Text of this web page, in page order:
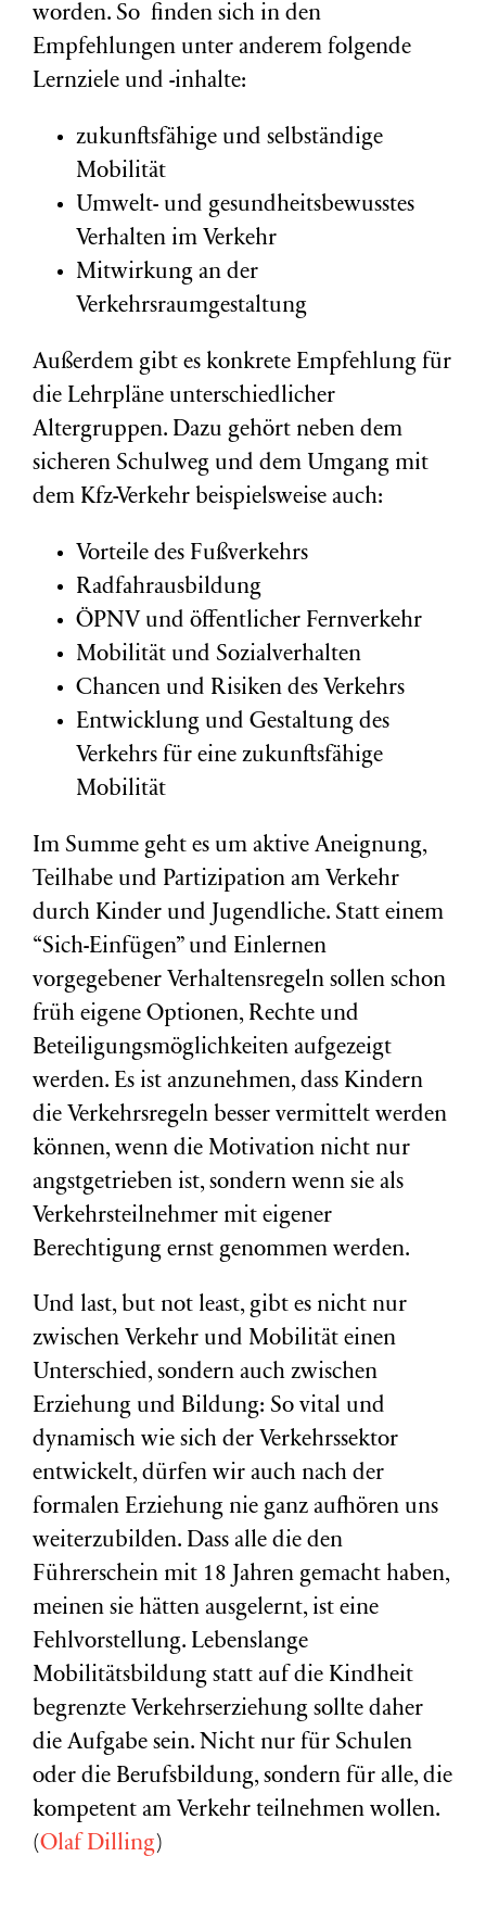
worden. So finden sich in den
Empfehlungen unter anderem folgende
Lernziele und -inhalte:
zukunftsfähige und selbständige
Mobilität
Umwelt- und gesundheitsbewusstes
Verhalten im Verkehr
Mitwirkung an der
Verkehrsraumgestaltung
Außerdem gibt es konkrete Empfehlung für
die Lehrpläne unterschiedlicher
Altergruppen. Dazu gehört neben dem
sicheren Schulweg und dem Umgang mit
dem Kfz-Verkehr beispielsweise auch:
Vorteile des Fußverkehrs
Radfahrausbildung
ÖPNV und öffentlicher Fernverkehr
Mobilität und Sozialverhalten
Chancen und Risiken des Verkehrs
Entwicklung und Gestaltung des
Verkehrs für eine zukunftsfähige
Mobilität
Im Summe geht es um aktive Aneignung,
Teilhabe und Partizipation am Verkehr
durch Kinder und Jugendliche. Statt einem
“Sich-Einfügen” und Einlernen
vorgegebener Verhaltensregeln sollen schon
früh eigene Optionen, Rechte und
Beteiligungsmöglichkeiten aufgezeigt
werden. Es ist anzunehmen, dass Kindern
die Verkehrsregeln besser vermittelt werden
können, wenn die Motivation nicht nur
angstgetrieben ist, sondern wenn sie als
Verkehrsteilnehmer mit eigener
Berechtigung ernst genommen werden.
Und last, but not least, gibt es nicht nur
zwischen Verkehr und Mobilität einen
Unterschied, sondern auch zwischen
Erziehung und Bildung: So vital und
dynamisch wie sich der Verkehrssektor
entwickelt, dürfen wir auch nach der
formalen Erziehung nie ganz aufhören uns
weiterzubilden. Dass alle die den
Führerschein mit 18 Jahren gemacht haben,
meinen sie hätten ausgelernt, ist eine
Fehlvorstellung. Lebenslange
Mobilitätsbildung statt auf die Kindheit
begrenzte Verkehrserziehung sollte daher
die Aufgabe sein. Nicht nur für Schulen
oder die Berufsbildung, sondern für alle, die
kompetent am Verkehr teilnehmen wollen.
(Olaf Dilling)